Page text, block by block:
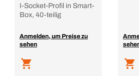
I-Socket-Profil in Smart-
Box, 40-teilig
Anmelden, um Preise zu
sehen